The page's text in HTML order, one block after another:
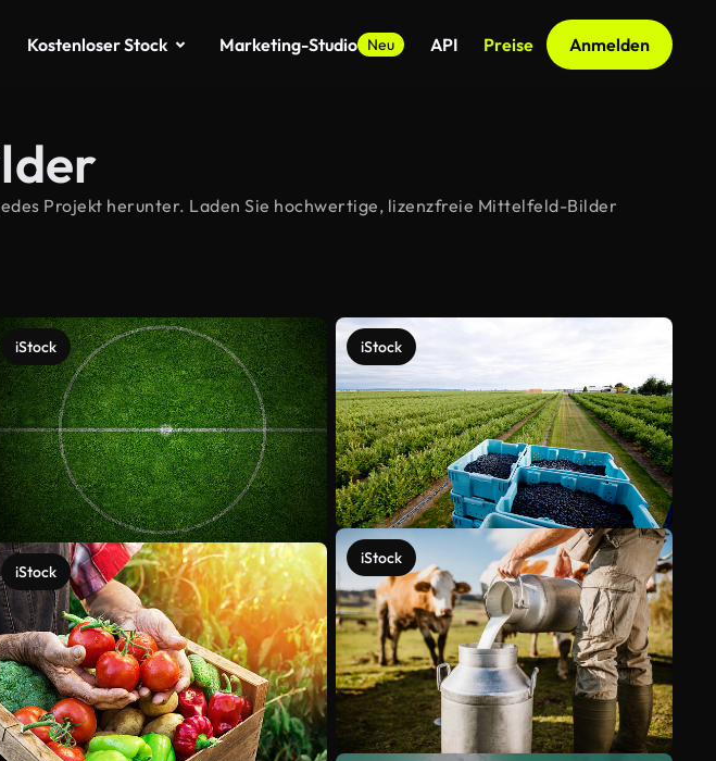
Kostenloser Stock Marketing-Studio Neu API Preise Anmelden
Projekt herunter. Laden Sie hochwertige, lizenzfreie Mittelfeld-Bilder
iStock
iStock
iStock
iStock